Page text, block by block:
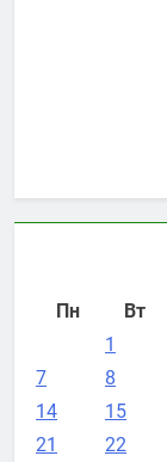
Пн
Вт
1
7
8
14
15
21
22